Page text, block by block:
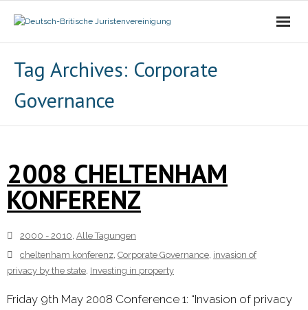
- Über Uns
- Ziele
Mitgliedschaft
Alle Tagungen
- 2021 - 2025
- 2011 - 2020
Tag Archives: Corporate
Governance
2008 CHELTENHAM
KONFERENZ
2000 - 2010, Alle Tagungen
cheltenham konferenz, Corporate Governance, invasion of
privacy by the state, Investing in property
Friday 9th May 2008 Conference 1: “Invasion of privacy